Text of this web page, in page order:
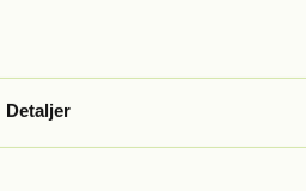
Detaljer